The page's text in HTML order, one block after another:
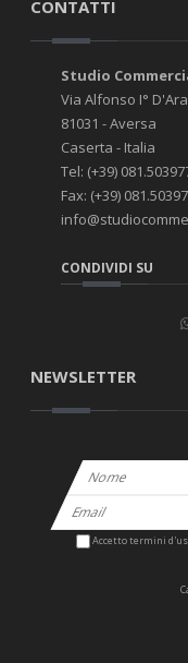
CONTATTI
Studio
Via Alfonso I°
81031 - Aversa
Caserta - Italia
Tel: (+39)
Fax: (+39)
CONDIVIDI SU
NEWSLETTER
Accetto termini